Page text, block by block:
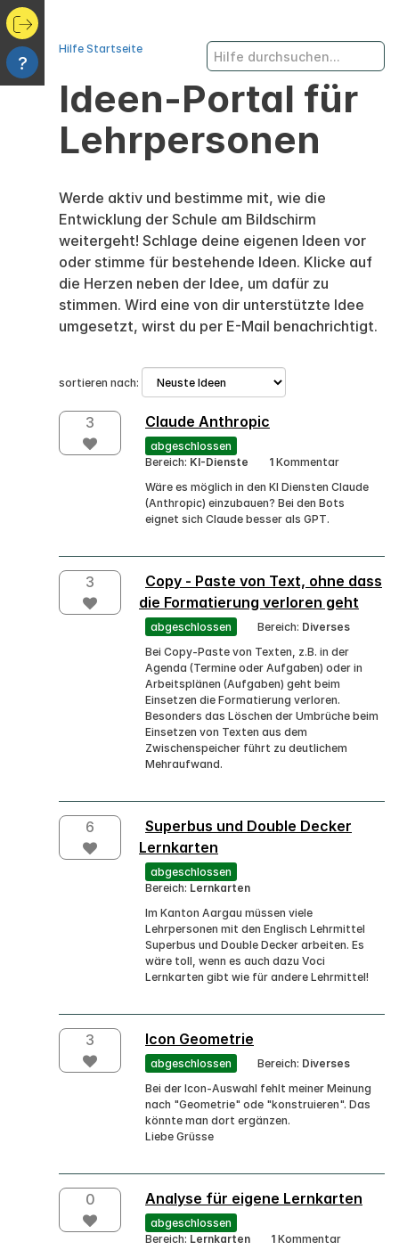
?
Hilfe Startseite
Ideen-Portal für
Lehrpersonen
Werde aktiv und bestimme mit, wie die
Entwicklung der Schule am Bildschirm
weitergeht! Schlage deine eigenen Ideen vor
oder stimme für bestehende Ideen. Klicke auf
die Herzen neben der Idee, um dafür zu
stimmen. Wird eine von dir unterstützte Idee
umgesetzt, wirst du per E-Mail benachrichtigt.
sortieren nach:
3 Claude Anthropic
abgeschlossen
Bereich: KI-Dienste 1 Kommentar
Wäre es möglich in den KI Diensten Claude
(Anthropic) einzubauen? Bei den Bots
eignet sich Claude besser als GPT.
3
Copy - Paste von Text, ohne dass
die Formatierung verloren geht
abgeschlossen Bereich: Diverses
Bei Copy-Paste von Texten, z.B. in der
Agenda (Termine oder Aufgaben) oder in
Arbeitsplänen (Aufgaben) geht beim
Einsetzen die Formatierung verloren.
Besonders das Löschen der Umbrüche beim
Einsetzen von Texten aus dem
Zwischenspeicher führt zu deutlichem
Mehraufwand.
6
Superbus und Double Decker
Lernkarten
abgeschlossen
Bereich: Lernkarten
Im Kanton Aargau müssen viele
Lehrpersonen mit den Englisch Lehrmittel
Superbus und Double Decker arbeiten. Es
wäre toll, wenn es auch dazu Voci
Lernkarten gibt wie für andere Lehrmittel!
3 Icon Geometrie
abgeschlossen Bereich: Diverses
Bei der Icon-Auswahl fehlt meiner Meinung
nach "Geometrie" ode "konstruieren". Das
könnte man dort ergänzen.
Liebe Grüsse
0 Analyse für eigene Lernkarten
abgeschlossen
Bereich: Lernkarten 1 Kommentar